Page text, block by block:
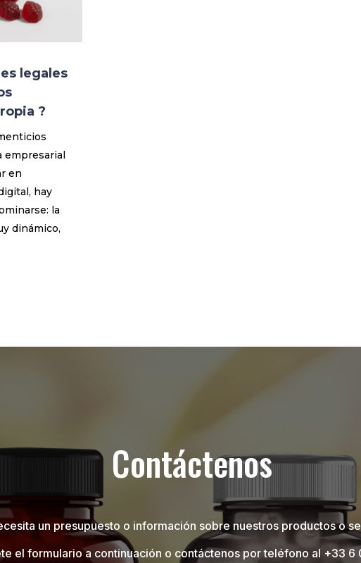
legales
?
empresarial
en
hay
la
dinámico,
Contáctenos
un presupuesto o información sobre nuestros productos o
el formulario a continuación o contáctenos por teléfono al +33 6